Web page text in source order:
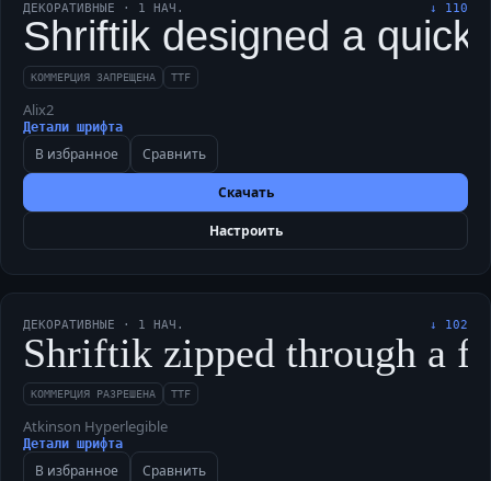
ДЕКОРАТИВНЫЕ · 1 НАЧ. ↓ 110
Shriftik designed a
КОММЕРЦИЯ ЗАПРЕЩЕНА TTF
Alix2
Детали шрифта
В избранное Сравнить
Скачать
Настроить
ДЕКОРАТИВНЫЕ · 1 НАЧ. ↓ 102
Shriftik zipped through a
КОММЕРЦИЯ РАЗРЕШЕНА TTF
Atkinson Hyperlegible
Детали шрифта
В избранное Сравнить